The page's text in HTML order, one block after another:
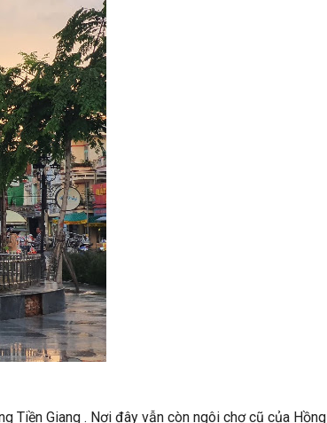
Tiền Giang . Nơi đây vẫn còn ngôi chợ cũ của Hồng